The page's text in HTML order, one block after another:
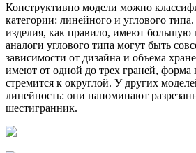
Конструктивно модели можно
категории: линейного и углового
изделия, как правило, имеют большую
аналоги углового типа могут быть
зависимости от дизайна и объема
имеют от одной до трех граней, форма
стремится к округлой. У других
линейность: они напоминают
шестигранник.